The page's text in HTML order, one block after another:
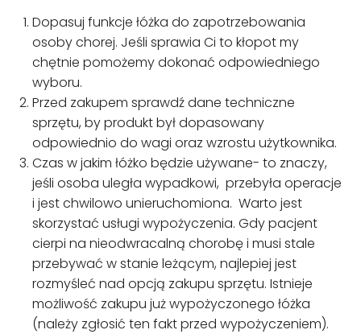
Dopasuj funkcje łóżka do zapotrzebowania
osoby chorej. Jeśli sprawia Ci to kłopot my
chętnie pomożemy dokonać odpowiedniego
wyboru.
Przed zakupem sprawdź dane techniczne
sprzętu, by produkt był dopasowany
odpowiednio do wagi oraz wzrostu użytkownika.
Czas w jakim łóżko będzie używane- to znaczy,
jeśli osoba uległa wypadkowi, przebyła operacje
i jest chwilowo unieruchomiona. Warto jest
skorzystać usługi wypożyczenia. Gdy pacjent
cierpi na nieodwracalną chorobę i musi stale
przebywać w stanie leżącym, najlepiej jest
rozmyśleć nad opcją zakupu sprzętu. Istnieje
możliwość zakupu już wypożyczonego łóżka
(należy zgłosić ten fakt przed wypożyczeniem).